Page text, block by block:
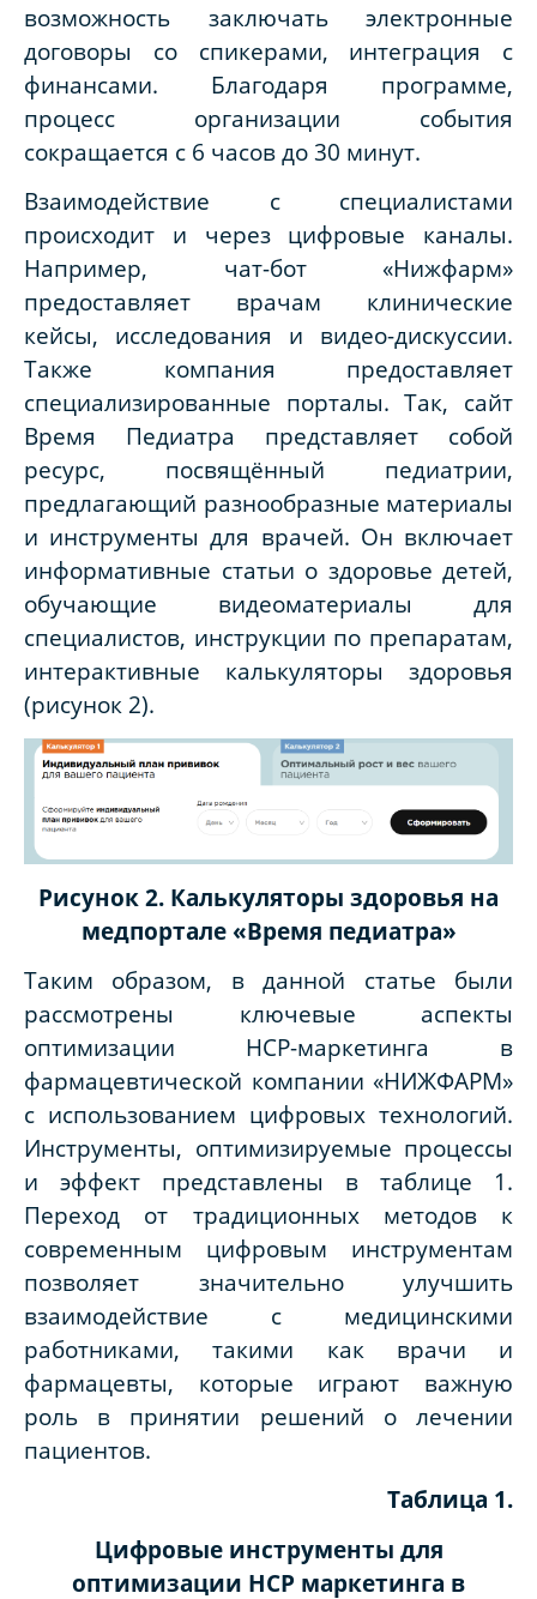
возможность заключать электронные
договоры со спикерами, интеграция с
финансами. Благодаря программе,
процесс организации события
сокращается с 6 часов до 30 минут.
Взаимодействие с специалистами
происходит и через цифровые каналы.
Например, чат-бот «Нижфарм»
предоставляет врачам клинические
кейсы, исследования и видео-дискуссии.
Также компания предоставляет
специализированные порталы. Так, сайт
Время Педиатра представляет собой
ресурс, посвящённый педиатрии,
предлагающий разнообразные материалы
и инструменты для врачей. Он включает
информативные статьи о здоровье детей,
обучающие видеоматериалы для
специалистов, инструкции по препаратам,
интерактивные калькуляторы здоровья
(рисунок 2).
Рисунок 2. Калькуляторы здоровья на
медпортале «Время педиатра»
Таким образом, в данной статье были
рассмотрены ключевые аспекты
оптимизации HCP-маркетинга в
фармацевтической компании «НИЖФАРМ»
с использованием цифровых технологий.
Инструменты, оптимизируемые процессы
и эффект представлены в таблице 1.
Переход от традиционных методов к
современным цифровым инструментам
позволяет значительно улучшить
взаимодействие с медицинскими
работниками, такими как врачи и
фармацевты, которые играют важную
роль в принятии решений о лечении
пациентов.
Таблица 1.
Цифровые инструменты для
оптимизации HCP маркетинга в